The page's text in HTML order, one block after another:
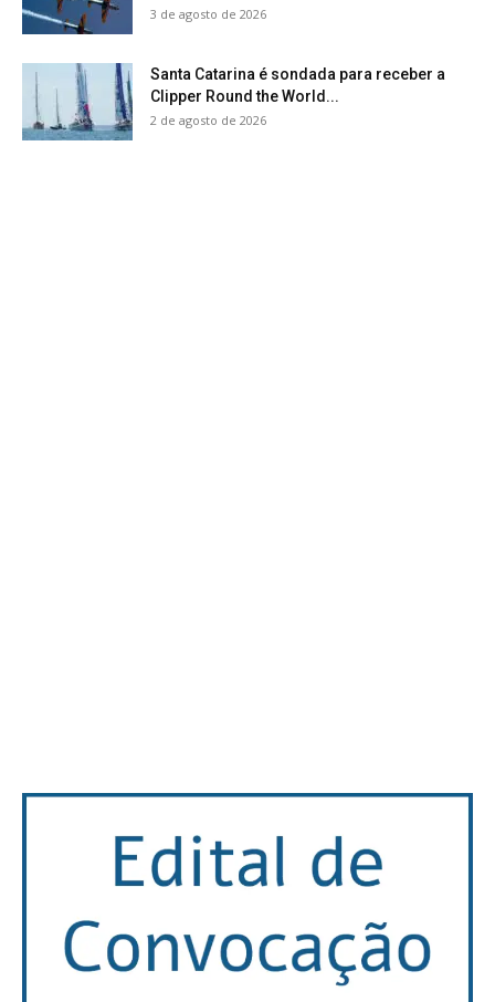
3 de agosto de 2026
Santa Catarina é sondada para receber a
Clipper Round the World...
2 de agosto de 2026